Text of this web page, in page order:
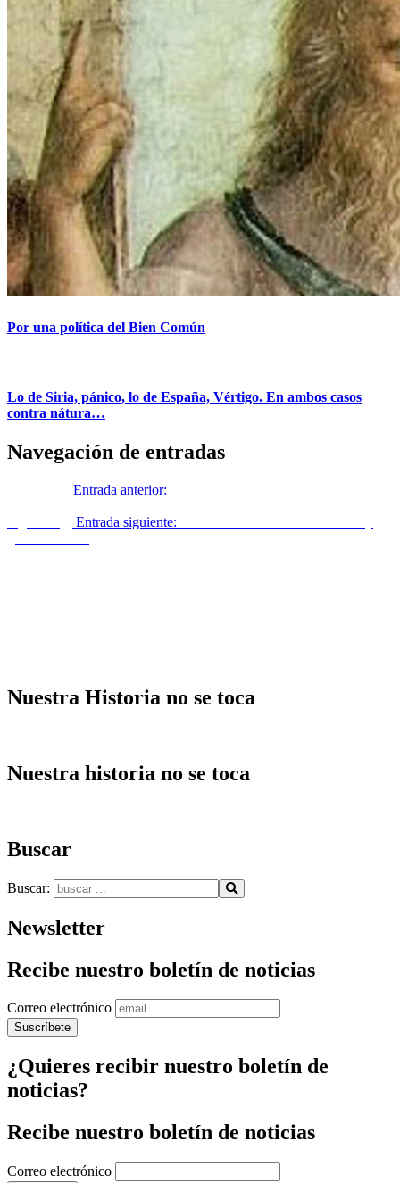
Por una política del Bien Común
Lo de Siria, pánico, lo de España, Vértigo. En ambos casos
contra nátura…
Navegación de entradas
Entrada anterior:
Entrada siguiente:
Nuestra Historia no se toca
Nuestra historia no se toca
Buscar
Buscar:
Newsletter
Recibe nuestro boletín de noticias
Correo electrónico
¿Quieres recibir nuestro boletín de
noticias?
Recibe nuestro boletín de noticias
Correo electrónico